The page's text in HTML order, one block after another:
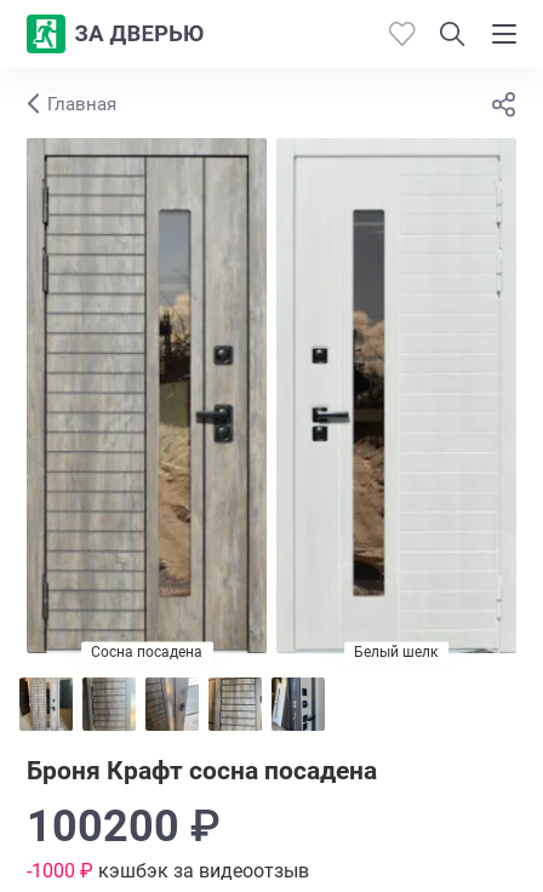
Каталог
Производители
Работы
Откосы
Контакты
Главная
Сосна посадена Белый шелк
Броня Крафт сосна посадена
100200 ₽
-1000 ₽ кэшбэк за видеоотзыв